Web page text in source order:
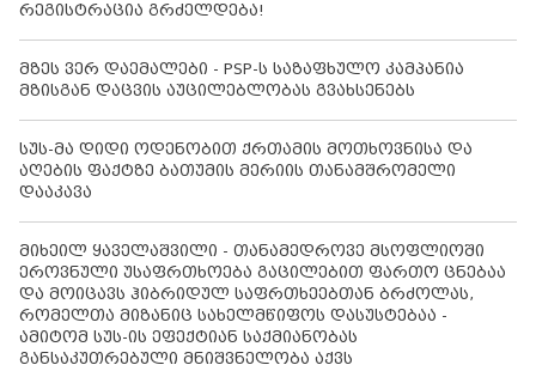
რეგისტრაცია გრძელდება!
მზეს ვერ დაემალები - PSP-ს საზაფხულო კამპანია
მზისგან დაცვის აუცილებლობას გვახსენებს
სუს-მა დიდი ოდენობით ქრთამის მოთხოვნისა და
აღების ფაქტზე ბათუმის მერიის თანამშრომელი
დააკავა
მიხეილ ყაველაშვილი - თანამედროვე მსოფლიოში
ეროვნული უსაფრთხოება გაცილებით ფართო ცნებაა
და მოიცავს ჰიბრიდულ საფრთხეებთან ბრძოლას,
რომელთა მიზანიც სახელმწიფოს დასუსტებაა -
ამიტომ სუს-ის ეფექტიან საქმიანობას
განსაკუთრებული მნიშვნელობა აქვს